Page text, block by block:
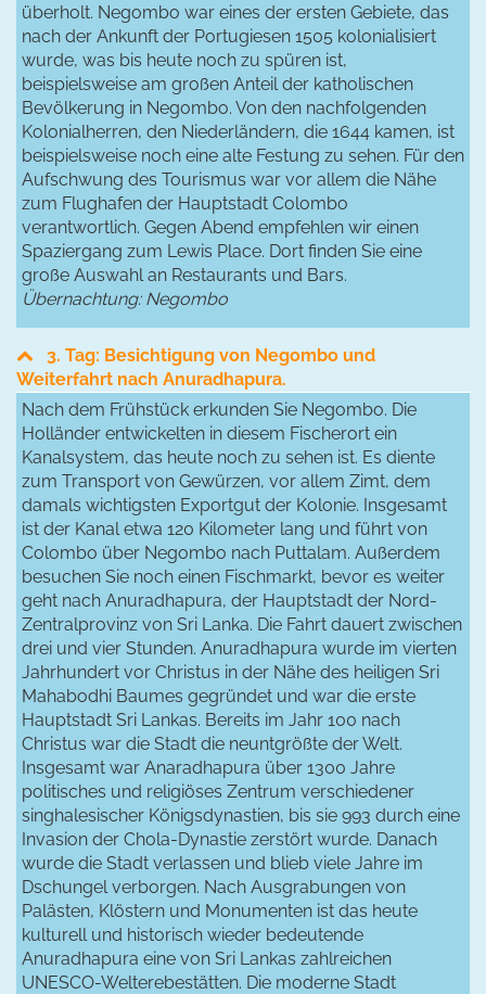
überholt. Negombo war eines der ersten Gebiete, das
nach der Ankunft der Portugiesen 1505 kolonialisiert
wurde, was bis heute noch zu spüren ist,
beispielsweise am großen Anteil der katholischen
Bevölkerung in Negombo. Von den nachfolgenden
Kolonialherren, den Niederländern, die 1644 kamen, ist
beispielsweise noch eine alte Festung zu sehen. Für den
Aufschwung des Tourismus war vor allem die Nähe
zum Flughafen der Hauptstadt Colombo
verantwortlich. Gegen Abend empfehlen wir einen
Spaziergang zum Lewis Place. Dort finden Sie eine
große Auswahl an Restaurants und Bars.
Übernachtung: Negombo
3. Tag: Besichtigung von Negombo und
Weiterfahrt nach Anuradhapura.
Nach dem Frühstück erkunden Sie Negombo. Die
Holländer entwickelten in diesem Fischerort ein
Kanalsystem, das heute noch zu sehen ist. Es diente
zum Transport von Gewürzen, vor allem Zimt, dem
damals wichtigsten Exportgut der Kolonie. Insgesamt
ist der Kanal etwa 120 Kilometer lang und führt von
Colombo über Negombo nach Puttalam. Außerdem
besuchen Sie noch einen Fischmarkt, bevor es weiter
geht nach Anuradhapura, der Hauptstadt der Nord-
Zentralprovinz von Sri Lanka. Die Fahrt dauert zwischen
drei und vier Stunden. Anuradhapura wurde im vierten
Jahrhundert vor Christus in der Nähe des heiligen Sri
Mahabodhi Baumes gegründet und war die erste
Hauptstadt Sri Lankas. Bereits im Jahr 100 nach
Christus war die Stadt die neuntgrößte der Welt.
Insgesamt war Anaradhapura über 1300 Jahre
politisches und religiöses Zentrum verschiedener
singhalesischer Königsdynastien, bis sie 993 durch eine
Invasion der Chola-Dynastie zerstört wurde. Danach
wurde die Stadt verlassen und blieb viele Jahre im
Dschungel verborgen. Nach Ausgrabungen von
Palästen, Klöstern und Monumenten ist das heute
kulturell und historisch wieder bedeutende
Anuradhapura eine von Sri Lankas zahlreichen
UNESCO-Welterebestätten. Die moderne Stadt